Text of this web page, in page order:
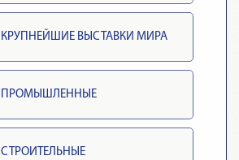
КРУПНЕЙШИЕ ВЫСТАВКИ МИРА
ПРОМЫШЛЕННЫЕ
СТРОИТЕЛЬНЫЕ